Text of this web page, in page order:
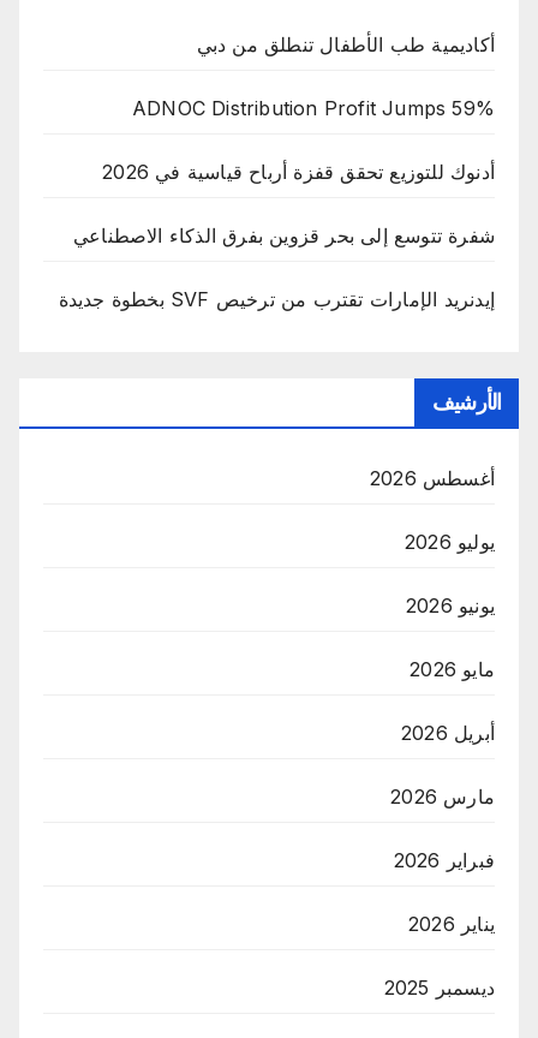
أكاديمية طب الأطفال تنطلق من دبي
ADNOC Distribution Profit Jumps 59%
أدنوك للتوزيع تحقق قفزة أرباح قياسية في 2026
شفرة تتوسع إلى بحر قزوين بفرق الذكاء الاصطناعي
إيدنريد الإمارات تقترب من ترخيص SVF بخطوة جديدة
الأرشيف
أغسطس 2026
يوليو 2026
يونيو 2026
مايو 2026
أبريل 2026
مارس 2026
فبراير 2026
يناير 2026
ديسمبر 2025